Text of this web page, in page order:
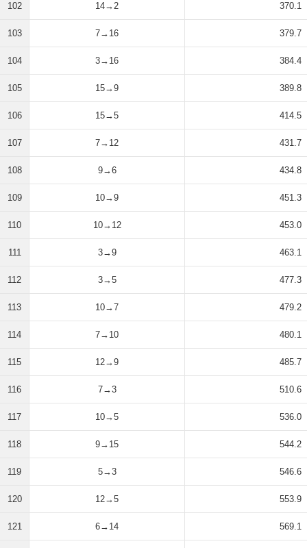
102 14→2 370.1
103 7→16 379.7
104 3→16 384.4
105 15→9 389.8
106 15→5 414.5
107 7→12 431.7
108 9→6 434.8
109 10→9 451.3
110 10→12 453.0
111 3→9 463.1
112 3→5 477.3
113 10→7 479.2
114 7→10 480.1
115 12→9 485.7
116 7→3 510.6
117 10→5 536.0
118 9→15 544.2
119 5→3 546.6
120 12→5 553.9
121 6→14 569.1